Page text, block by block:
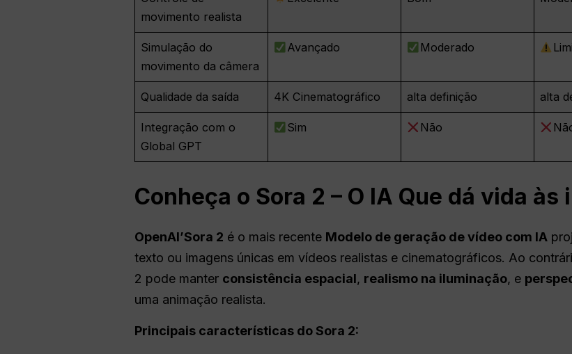
movimento realista
Simulação do
movimento da câmera
Avançado Moderado
Qualidade da saída 4K Cinematográfico alta definição alta
Integração com o
Global GPT
Sim Não
Conheça o Sora 2 – O IA Que dá vida às
OpenAI’Sora 2 é o mais recente Modelo de geração de vídeo com IA
texto ou imagens únicas em vídeos realistas e cinematográficos. Ao
2 pode manter consistência espacial, realismo na iluminação, e
uma animação realista.
Principais características do Sora 2: